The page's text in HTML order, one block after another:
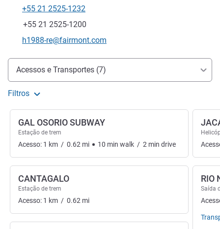
Telefone
+55 21 2525-1232
Fax
+55 21 2525-1200
E-mail de contacto
h1988-re@fairmont.com
Acesso e transporte
Acessos e Transportes (7)
Filtros
GAL OSORIO SUBWAY
Estação de trem
Acesso: 1 km / 0.62 mi 10 min walk / 2 min drive
CANTAGALO
Estação de trem
Acesso: 1 km / 0.62 mi
RIO
Saída